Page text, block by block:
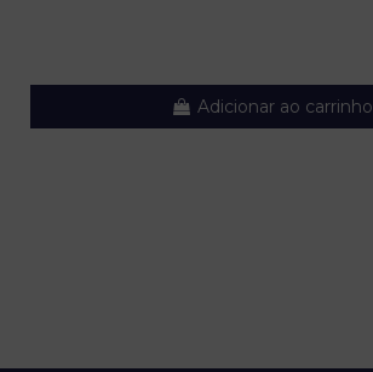
Adicionar ao carrinho